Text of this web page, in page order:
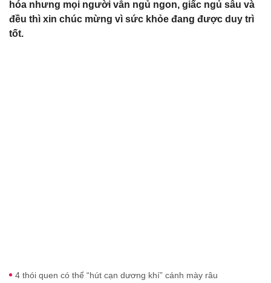
hóa nhưng mọi người vẫn ngủ ngon, giấc ngủ sâu và
đều thì xin chúc mừng vì sức khỏe đang được duy trì
tốt.
4 thói quen có thể “hút cạn dương khí” cánh mày râu